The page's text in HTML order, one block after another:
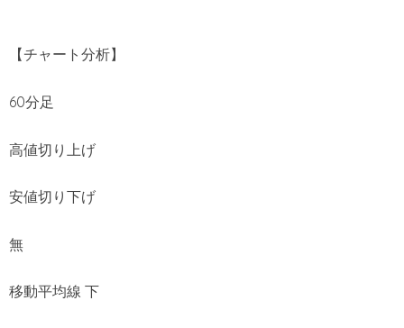
【チャート分析】
60分足
高値切り上げ
安値切り下げ
無
移動平均線 下